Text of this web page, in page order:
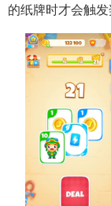
的纸牌时才会触发